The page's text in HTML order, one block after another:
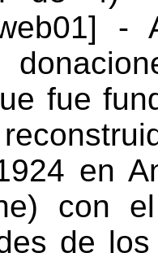
-
fue
en
con
de